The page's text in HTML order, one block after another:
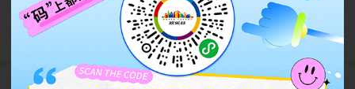
查看更多